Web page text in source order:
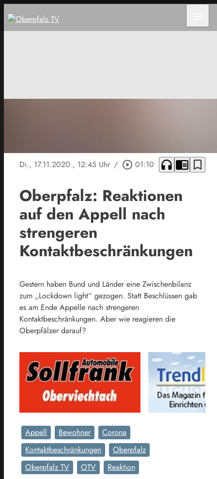
Di., 17.11.2020 , 12:45 Uhr / play_circle_outline 01:10 headphones chrome_reader_mode bookmark_border
Oberpfalz: Reaktionen
auf den Appell nach
strengeren
Kontaktbeschränkungen
Gestern haben Bund und Länder eine Zwischenbilanz
zum „Lockdown light“ gezogen. Statt Beschlüssen gab
es am Ende Appelle nach strengeren
Kontaktbeschränkungen. Aber wie reagieren die
Oberpfälzer darauf?
Appell Bewohner
Corona
Kontaktbeschränkungen
Oberpfalz
Oberpfalz TV
OTV Reaktion